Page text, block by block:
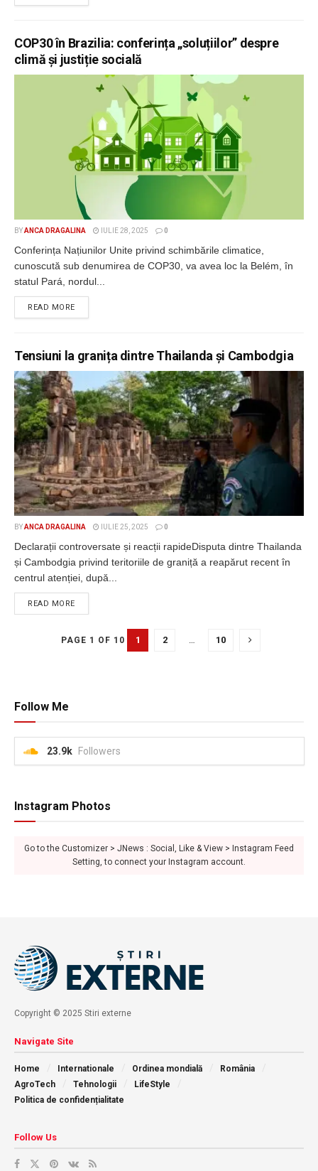
COP30 în Brazilia: conferința „soluțiilor” despre
climă și justiție socială
BYANCA DRAGALINA IULIE 28, 2025 0
Conferința Națiunilor Unite privind schimbările climatice,
cunoscută sub denumirea de COP30, va avea loc la Belém, în
statul Pará, nordul...
READ MOREDETAILS
Tensiuni la granița dintre Thailanda și Cambodgia
BYANCA DRAGALINA IULIE 25, 2025 0
Declarații controversate și reacții rapideDisputa dintre Thailanda
și Cambodgia privind teritoriile de graniță a reapărut recent în
centrul atenției, după...
READ MOREDETAILS
PAGE 1 OF 10 1 2 … 10
Follow Me
23.9k Followers
Instagram Photos
Go to the Customizer > JNews : Social, Like & View > Instagram Feed
Setting, to connect your Instagram account.
Copyright © 2025 Stiri externe
Navigate Site
Home Internationale Ordinea mondială
România
AgroTech
Tehnologii
LifeStyle
Politica de confidențialitate
Follow Us